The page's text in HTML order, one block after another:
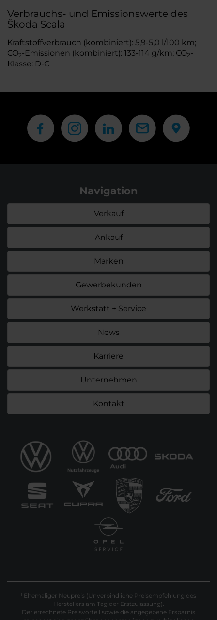
Verbrauchs- und Emissionswerte des
Škoda Scala
Kraftstoffverbrauch (kombiniert): 5,9-5,0 l/100 km;
CO2-Emissionen (kombiniert): 133-114 g/km; CO2-
Klasse: D-C
Navigation
Verkauf
Ankauf
Marken
Gewerbekunden
Werkstatt + Service
News
Karriere
Unternehmen
Kontakt
1 Ehemaliger Neupreis (Unverbindliche Preisempfehlung des
Herstellers am Tag der Erstzulassung).
Der errechnete Preisvorteil sowie die angegebene Ersparnis